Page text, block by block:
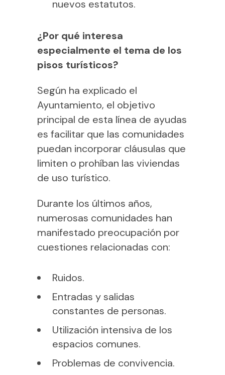
nuevos estatutos.
¿Por qué interesa
especialmente el tema de los
pisos turísticos?
Según ha explicado el
Ayuntamiento, el objetivo
principal de esta línea de ayudas
es facilitar que las comunidades
puedan incorporar cláusulas que
limiten o prohíban las viviendas
de uso turístico.
Durante los últimos años,
numerosas comunidades han
manifestado preocupación por
cuestiones relacionadas con:
Ruidos.
Entradas y salidas
constantes de personas.
Utilización intensiva de los
espacios comunes.
Problemas de convivencia.